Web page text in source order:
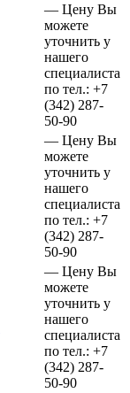
— Цену Вы
можете
уточнить у
нашего
специалиста
по тел.: +7
(342) 287-
50-90
— Цену Вы
можете
уточнить у
нашего
специалиста
по тел.: +7
(342) 287-
50-90
— Цену Вы
можете
уточнить у
нашего
специалиста
по тел.: +7
(342) 287-
50-90